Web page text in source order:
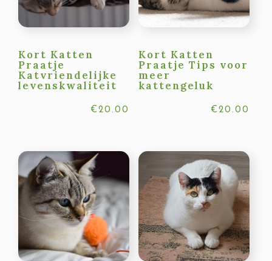
Kort Katten
Praatje
Katvriendelijke
levenskwaliteit
€ 20.00
Kort Katten
Praatje Tips voor
meer
kattengeluk
€ 20.00